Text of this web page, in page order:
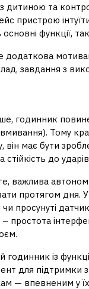
з дитиною та
пристрою
основні функції,
завдання з
годинник
вмивання). Тому
він має бути
стійкість до
важлива
протягом дня. У
просунуті
простота
годинник із
для підтримки
— впевненим у